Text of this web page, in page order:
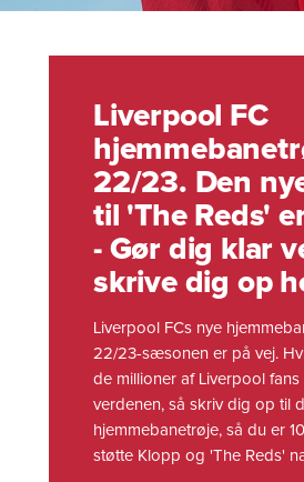
Liverpool FC
22/23. Den
til 'The Reds'
- Gør dig klar
skrive dig op
Liverpool FCs nye
22/23-sæsonen er på vej.
de millioner af Liverpool
verdenen, så skriv dig op til
hjemmebanetrøje, så du er
støtte Klopp og 'The Reds'